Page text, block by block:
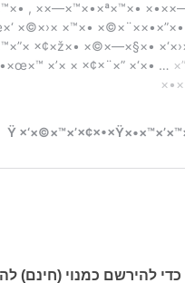
כדי להירשם כמנוי (חינם)